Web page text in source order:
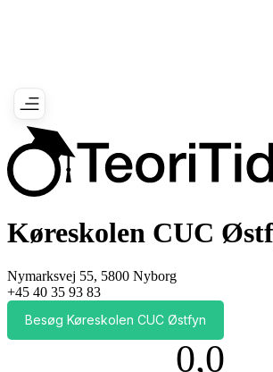
Køreskolen CUC
Nymarksvej 55, 5800 Nyborg
+45 40 35 93 83
Besøg Køreskolen CUC Østfyn
0,0